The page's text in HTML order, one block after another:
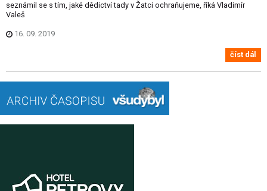
seznámil se s tím, jaké dědictví tady v Žatci ochraňujeme, říká Vladimír
Valeš
16. 09. 2019
číst dál